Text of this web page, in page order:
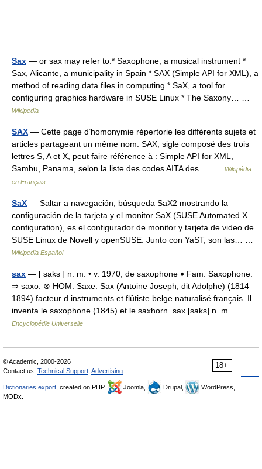
Sax — or sax may refer to:* Saxophone, a musical instrument *
Sax, Alicante, a municipality in Spain * SAX (Simple API for XML), a
method of reading data files in computing * SaX, a tool for
configuring graphics hardware in SUSE Linux * The Saxony… …
Wikipedia
SAX — Cette page d’homonymie répertorie les différents sujets et
articles partageant un même nom. SAX, sigle composé des trois
lettres S, A et X, peut faire référence à : Simple API for XML,
Sambu, Panama, selon la liste des codes AITA des… …
Wikipédia
en Français
SaX — Saltar a navegación, búsqueda SaX2 mostrando la
configuración de la tarjeta y el monitor SaX (SUSE Automated X
configuration), es el configurador de monitor y tarjeta de video de
SUSE Linux de Novell y openSUSE. Junto con YaST, son las… …
Wikipedia Español
sax — [ saks ] n. m. • v. 1970; de saxophone ♦ Fam. Saxophone.
⇒ saxo. ⊗ HOM. Saxe. Sax (Antoine Joseph, dit Adolphe) (1814
1894) facteur d instruments et flûtiste belge naturalisé français. Il
inventa le saxophone (1845) et le saxhorn. sax [saks] n. m …
Encyclopédie Universelle
18+
© Academic, 2000-2026
Contact us: Technical Support Advertising
Dictionaries export , created on PHP, Joomla, Drupal,
WordPress,
MODx.